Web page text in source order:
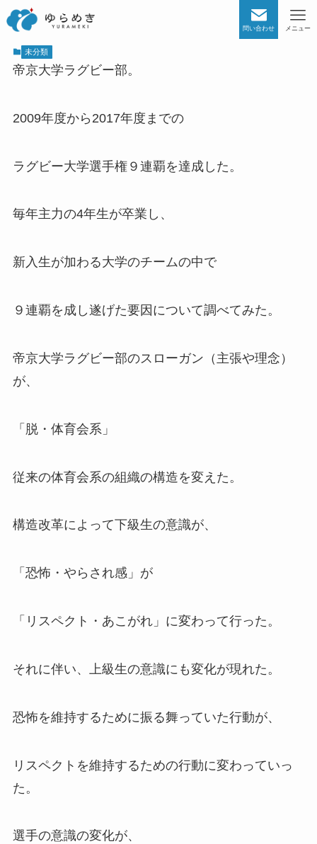
問い合わせ メニュー
未分類
帝京大学ラグビー部。
2009年度から2017年度までの
ラグビー大学選手権９連覇を達成した。
毎年主力の4年生が卒業し、
新入生が加わる大学のチームの中で
９連覇を成し遂げた要因について調べてみた。
帝京大学ラグビー部のスローガン（主張や理念）
が、
「脱・体育会系」
従来の体育会系の組織の構造を変えた。
構造改革によって下級生の意識が、
「恐怖・やらされ感」が
「リスペクト・あこがれ」に変わって行った。
それに伴い、上級生の意識にも変化が現れた。
恐怖を維持するために振る舞っていた行動が、
リスペクトを維持するための行動に変わっていっ
た。
選手の意識の変化が、